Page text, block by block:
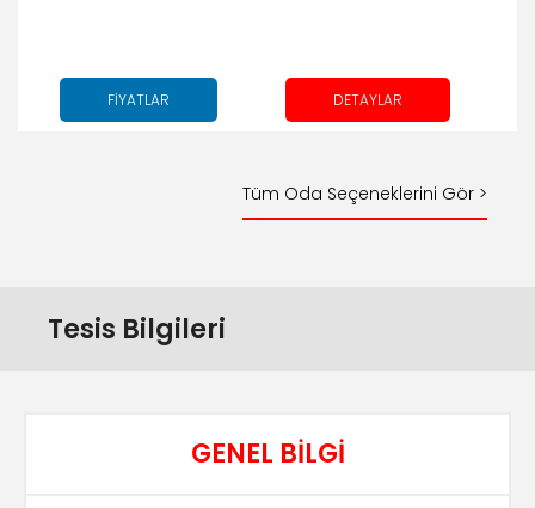
FİYATLAR DETAYLAR
Tüm Oda Seçeneklerini Gör >
Tesis Bilgileri
GENEL BİLGİ